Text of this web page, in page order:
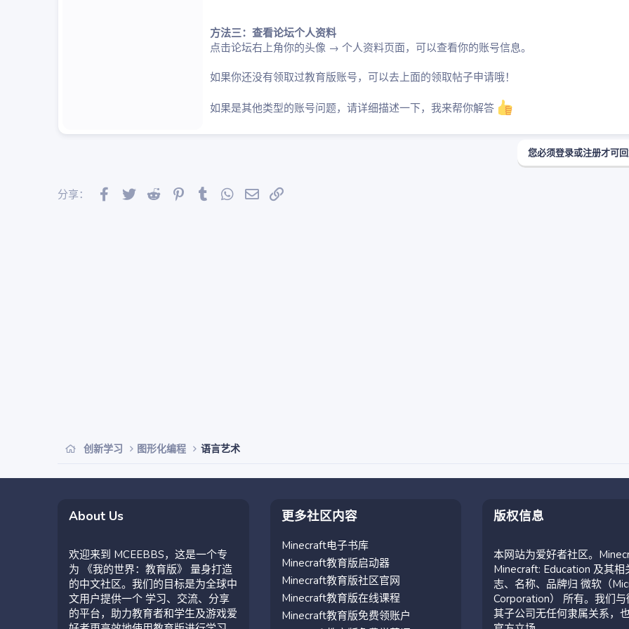
方法三：查看论坛个人资料
点击论坛右上角你的头像 → 个人资料页面，可以查看你的账号信息。
如果你还没有领取过教育版账号，可以去上面的领取帖子申请哦！
如果是其他类型的账号问题，请详细描述一下，我来帮你解答
您必须登录或注册才可
分享： Facebook
Twitter Reddit Pinterest
Tumblr WhatsApp
邮件
创新学习 图形化编程 语言艺术
About Us
欢迎来到 MCEEBBS，这是一个专
为 《我的世界：教育版》 量身打造
的中文社区。我们的目标是为全球中
文用户提供一个 学习、交流、分享
的平台，助力教育者和学生及游戏爱
更多社区内容
Minecraft电子书库
Minecraft教育版启动器
Minecraft教育版社区官网
Minecraft教育版在线课程
Minecraft教育版免费领账户
版权信息
本网站为爱好者社区。
Minecraft: Education 及其相
志、名称、品牌归 微软（
Corporation） 所有。我们与
其子公司无任何隶属关系，